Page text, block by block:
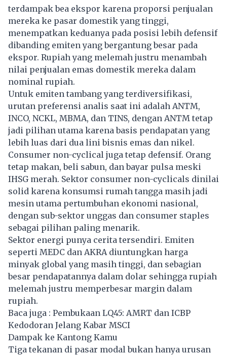
terdampak bea ekspor karena proporsi penjualan
mereka ke pasar domestik yang tinggi,
menempatkan keduanya pada posisi lebih defensif
dibanding emiten yang bergantung besar pada
ekspor. Rupiah yang melemah justru menambah
nilai penjualan emas domestik mereka dalam
nominal rupiah.
Untuk emiten tambang yang terdiversifikasi,
urutan preferensi analis saat ini adalah ANTM,
INCO, NCKL, MBMA, dan TINS, dengan ANTM tetap
jadi pilihan utama karena basis pendapatan yang
lebih luas dari dua lini bisnis emas dan nikel.
Consumer non-cyclical juga tetap defensif. Orang
tetap makan, beli sabun, dan bayar pulsa meski
IHSG merah. Sektor consumer non-cyclicals dinilai
solid karena konsumsi rumah tangga masih jadi
mesin utama pertumbuhan ekonomi nasional,
dengan sub-sektor unggas dan consumer staples
sebagai pilihan paling menarik.
Sektor energi punya cerita tersendiri. Emiten
seperti MEDC dan AKRA diuntungkan harga
minyak global yang masih tinggi, dan sebagian
besar pendapatannya dalam dolar sehingga rupiah
melemah justru memperbesar margin dalam
rupiah.
Baca juga : Pembukaan LQ45: AMRT dan ICBP
Kedodoran Jelang Kabar MSCI
Dampak ke Kantong Kamu
Tiga tekanan di pasar modal bukan hanya urusan